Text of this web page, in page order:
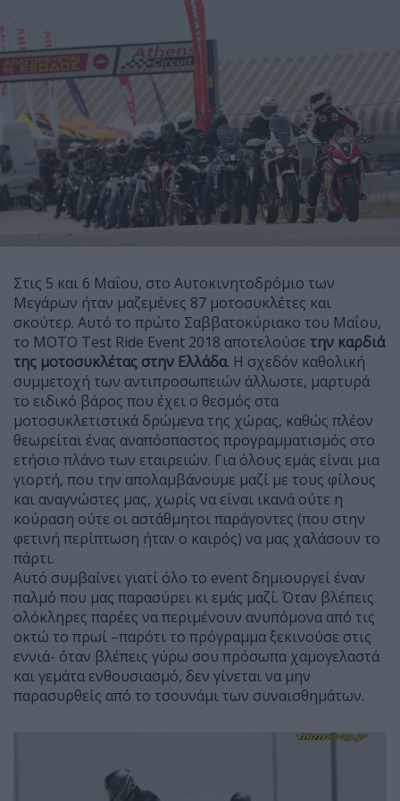
Στις 5 και 6 Μαΐου, στο Αυτοκινητοδρόμιο των
Μεγάρων ήταν μαζεμένες 87 μοτοσυκλέτες και
σκούτερ. Αυτό το πρώτο Σαββατοκύριακο του Μαΐου,
το MOTO Test Ride Event 2018 αποτελούσε την καρδιά
της μοτοσυκλέτας στην Ελλάδα. Η σχεδόν καθολική
συμμετοχή των αντιπροσωπειών άλλωστε, μαρτυρά
το ειδικό βάρος που έχει ο θεσμός στα
μοτοσυκλετιστικά δρώμενα της χώρας, καθώς πλέον
θεωρείται ένας αναπόσπαστος προγραμματισμός στο
ετήσιο πλάνο των εταιρειών. Για όλους εμάς είναι μια
γιορτή, που την απολαμβάνουμε μαζί με τους φίλους
και αναγνώστες μας, χωρίς να είναι ικανά ούτε η
κούραση ούτε οι αστάθμητοι παράγοντες (που στην
φετινή περίπτωση ήταν ο καιρός) να μας χαλάσουν το
πάρτι.
Αυτό συμβαίνει γιατί όλο το event δημιουργεί έναν
παλμό που μας παρασύρει κι εμάς μαζί. Όταν βλέπεις
ολόκληρες παρέες να περιμένουν ανυπόμονα από τις
οκτώ το πρωί –παρότι το πρόγραμμα ξεκινούσε στις
εννιά- όταν βλέπεις γύρω σου πρόσωπα χαμογελαστά
και γεμάτα ενθουσιασμό, δεν γίνεται να μην
παρασυρθείς από το τσουνάμι των συναισθημάτων.